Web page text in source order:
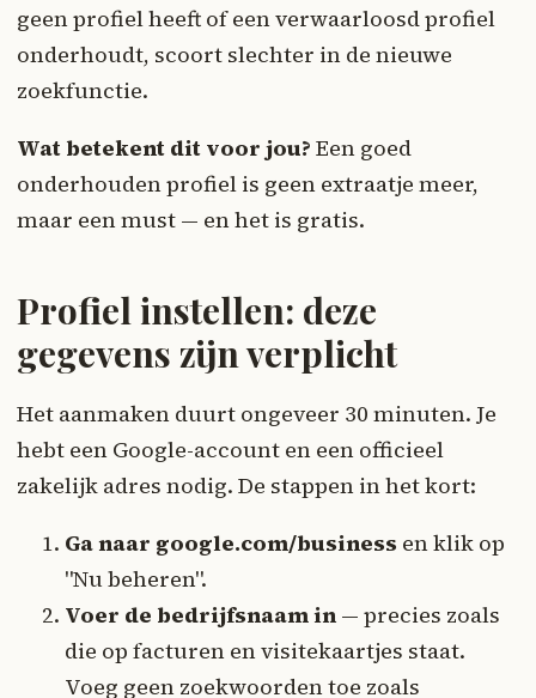
geen profiel heeft of een verwaarloosd profiel
onderhoudt, scoort slechter in de nieuwe
zoekfunctie.
Wat betekent dit voor jou? Een goed
onderhouden profiel is geen extraatje meer,
maar een must — en het is gratis.
Profiel instellen: deze
gegevens zijn verplicht
Het aanmaken duurt ongeveer 30 minuten. Je
hebt een Google-account en een officieel
zakelijk adres nodig. De stappen in het kort:
Ga naar google.com/business en klik op
"Nu beheren".
Voer de bedrijfsnaam in — precies zoals
die op facturen en visitekaartjes staat.
Voeg geen zoekwoorden toe zoals